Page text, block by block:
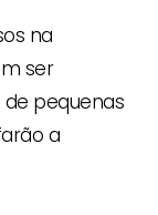
na
ser
pequenas
a